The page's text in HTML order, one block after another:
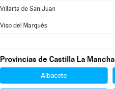
Villarta de San Juan
Viso del Marqués
Provincias de Castilla La Mancha
Albacete